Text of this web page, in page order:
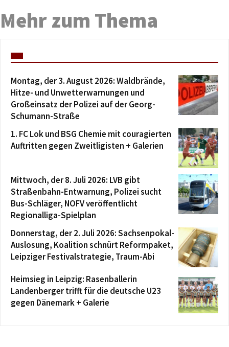
Mehr zum Thema
Montag, der 3. August 2026: Waldbrände,
Hitze- und Unwetterwarnungen und
Großeinsatz der Polizei auf der Georg-
Schumann-Straße
1. FC Lok und BSG Chemie mit couragierten
Auftritten gegen Zweitligisten + Galerien
Mittwoch, der 8. Juli 2026: LVB gibt
Straßenbahn-Entwarnung, Polizei sucht
Bus-Schläger, NOFV veröffentlicht
Regionalliga-Spielplan
Donnerstag, der 2. Juli 2026: Sachsenpokal-
Auslosung, Koalition schnürt Reformpaket,
Leipziger Festivalstrategie, Traum-Abi
Heimsieg in Leipzig: Rasenballerin
Landenberger trifft für die deutsche U23
gegen Dänemark + Galerie